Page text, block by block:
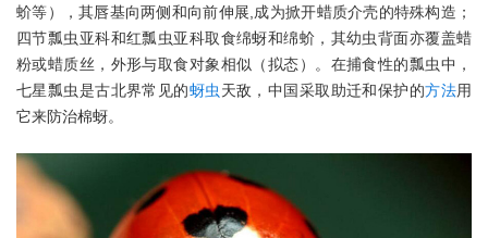
蚧等），其唇基向两侧和向前伸展,成为掀开蜡质介壳的特殊构造；
四节瓢虫亚科和红瓢虫亚科取食绵蚜和绵蚧，其幼虫背面亦覆盖蜡
粉或蜡质丝，外形与取食对象相似（拟态）。在捕食性的瓢虫中，
七星瓢虫是古北界常见的蚜虫天敌，中国采取助迁和保护的方法用
它来防治棉蚜。